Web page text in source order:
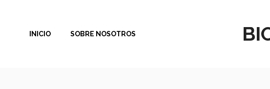
contenidoINICIO SOBRE NOSOTROS